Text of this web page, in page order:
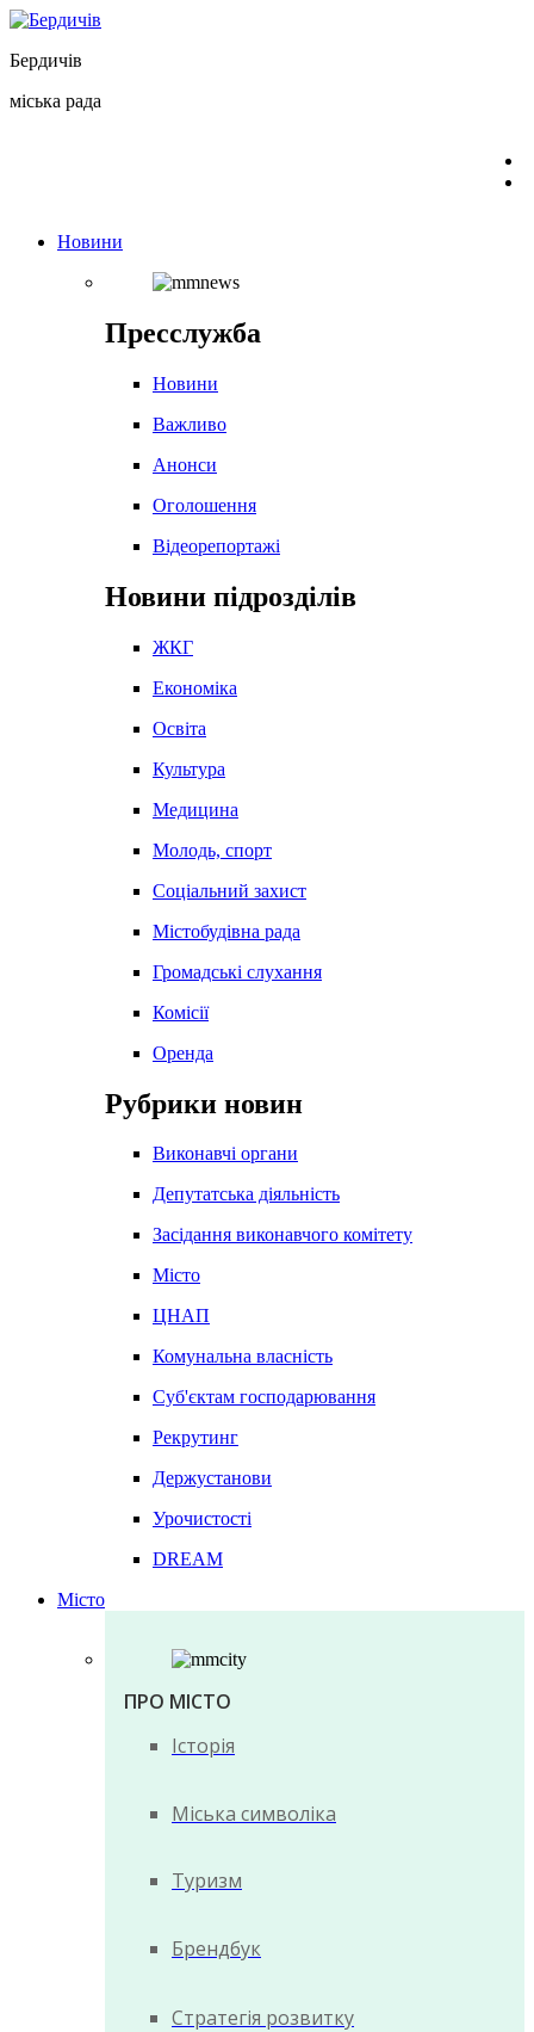
Перейти
вмісту
Бердичів
міська рада
Новини
Пресслужба
Новини
Важливо
Анонси
Оголошення
Відеорепортажі
Новини підрозділів
ЖКГ
Економіка
Освіта
Культура
Медицина
Молодь, спорт
Соціальний захист
Містобудівна рада
Громадські слухання
Комісії
Оренда
Рубрики новин
Виконавчі органи
Депутатська діяльність
Засідання виконавчого комітету
Місто
ЦНАП
Комунальна власність
Суб'єктам господарювання
Рекрутинг
Держустанови
Урочистості
DREAM
Місто
ПРО МІСТО
Історія
Міська символіка
Туризм
Брендбук
Стратегія розвитку